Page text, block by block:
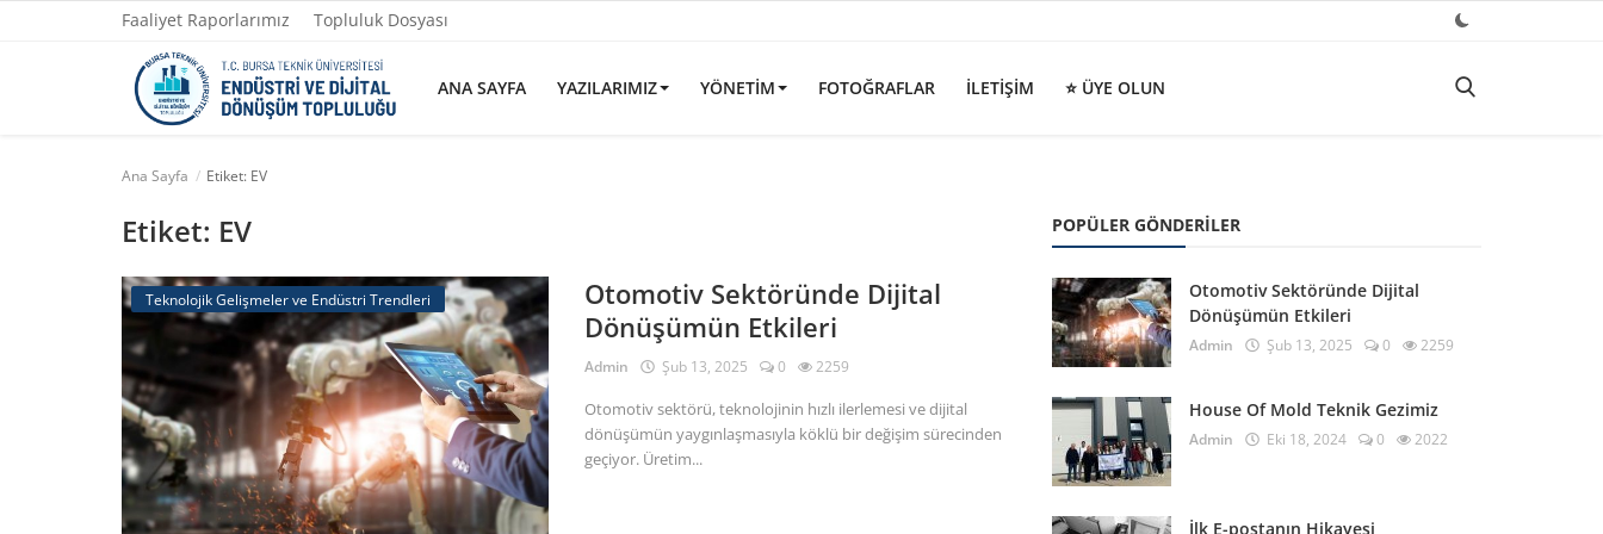
Faaliyet Raporlarımız Topluluk Dosyası
ANA SAYFA YAZILARIMIZ YÖNETIM FOTOĞRAFLAR İLETIŞIM ⭐ ÜYE OLUN
Topluluk Dosyası
Ana Sayfa Etiket: EV
Etiket: EV
Teknolojik Gelişmeler ve Endüstri Trendleri
Otomotiv Sektöründe Dijital
Dönüşümün Etkileri
Admin Şub 13, 2025 0 2259
Otomotiv sektörü, teknolojinin hızlı ilerlemesi ve dijital
dönüşümün yaygınlaşmasıyla köklü bir değişim sürecinden
geçiyor. Üretim...
POPÜLER GÖNDERILER
Otomotiv Sektöründe Dijital
Dönüşümün Etkileri
Admin Şub 13, 2025 0 2259
House Of Mold Teknik Gezimiz
Admin Eki 18, 2024 0 2022
İlk E-postanın Hikayesi